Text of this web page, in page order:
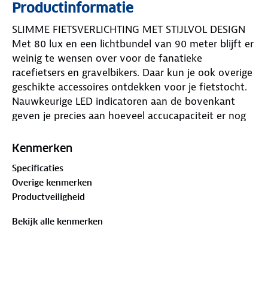
Productinformatie
SLIMME FIETSVERLICHTING MET STIJLVOL DESIGN
Met 80 lux en een lichtbundel van 90 meter blijft er
weinig te wensen over voor de fanatieke
racefietsers en gravelbikers. Daar kun je ook overige
geschikte accessoires ontdekken voor je fietstocht.
Nauwkeurige LED indicatoren aan de bovenkant
geven je precies aan hoeveel accucapaciteit er nog
momenteel hebt gekozen. Met de Light Guide aan
deze lamp voldoet ook aan de StVZO wettelijk
goedkeuring en het RAI Keurmerk Fietsverlichting
door de niet-verblindend lichtbundel, wel zo fijn
voor andere verkeersdeelnemers op de openbare
Kenmerken
Specificaties
Overige kenmerken
Productveiligheid
Bekijk alle kenmerken